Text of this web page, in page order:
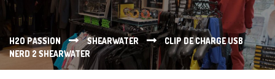
H2O PASSION SHEARWATER
CLIP DE CHARGE USB
NERD 2 SHEARWATER